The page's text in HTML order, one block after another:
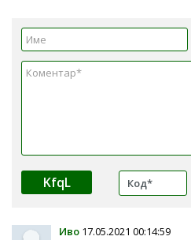
KfqL
Иво 17.05.2021 00:14:59